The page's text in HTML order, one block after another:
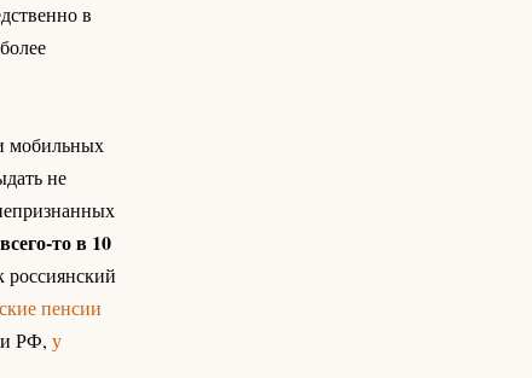
в
мобильных
не
всего-то в 10
россиянский
пенсии
РФ, у